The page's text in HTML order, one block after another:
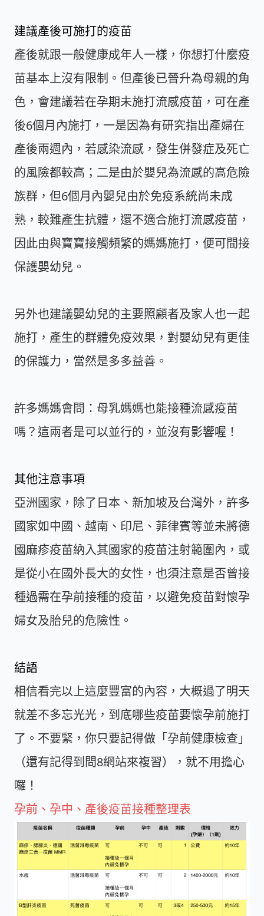
建議產後可施打的疫苗
產後就跟一般健康成年人一樣，你想打什麼疫
苗基本上沒有限制。但產後已晉升為母親的角
色，會建議若在孕期未施打流感疫苗，可在產
後6個月內施打，一是因為有研究指出產婦在
產後兩週內，若感染流感，發生併發症及死亡
的風險都較高；二是由於嬰兒為流感的高危險
族群，但6個月內嬰兒由於免疫系統尚未成
熟，較難產生抗體，還不適合施打流感疫苗，
因此由與寶寶接觸頻繁的媽媽施打，便可間接
保護嬰幼兒。
另外也建議嬰幼兒的主要照顧者及家人也一起
施打，產生的群體免疫效果，對嬰幼兒有更佳
的保護力，當然是多多益善。
許多媽媽會問：母乳媽媽也能接種流感疫苗
嗎？這兩者是可以並行的，並沒有影響喔！
其他注意事項
亞洲國家，除了日本、新加坡及台灣外，許多
國家如中國、越南、印尼、菲律賓等並未將德
國麻疹疫苗納入其國家的疫苗注射範圍內，或
是從小在國外長大的女性，也須注意是否曾接
種過需在孕前接種的疫苗，以避免疫苗對懷孕
婦女及胎兒的危險性。
結語
相信看完以上這麼豐富的內容，大概過了明天
就差不多忘光光，到底哪些疫苗要懷孕前施打
了。不要緊，你只要記得做「孕前健康檢查」
（還有記得到問8網站來複習），就不用擔心
囉！
孕前、孕中、產後疫苗接種整理表